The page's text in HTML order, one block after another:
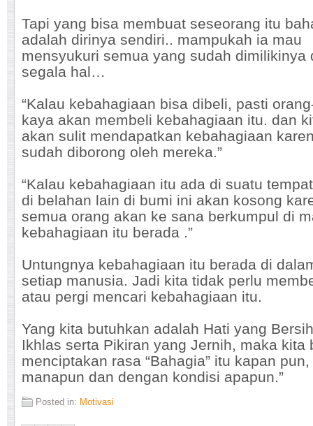
Tapi yang bisa membuat seseorang itu
adalah dirinya sendiri.. mampukah ia mau
mensyukuri semua yang sudah dimilikinya
segala hal…
“Kalau kebahagiaan bisa dibeli, pasti
kaya akan membeli kebahagiaan itu. dan
akan sulit mendapatkan kebahagiaan
sudah diborong oleh mereka.”
“Kalau kebahagiaan itu ada di suatu
di belahan lain di bumi ini akan kosong
semua orang akan ke sana berkumpul di
kebahagiaan itu berada .”
Untungnya kebahagiaan itu berada di
setiap manusia. Jadi kita tidak perlu
atau pergi mencari kebahagiaan itu.
Yang kita butuhkan adalah Hati yang
Ikhlas serta Pikiran yang Jernih, maka kita
menciptakan rasa “Bahagia” itu kapan pun,
manapun dan dengan kondisi apapun.”
Posted in: Motivasi